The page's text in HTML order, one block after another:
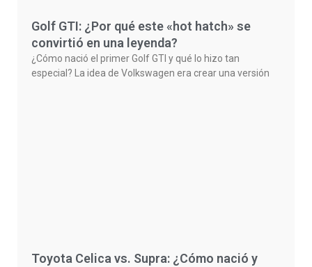
Golf GTI: ¿Por qué este «hot hatch» se
convirtió en una leyenda?
¿Cómo nació el primer Golf GTI y qué lo hizo tan
especial? La idea de Volkswagen era crear una versión
Toyota Celica vs. Supra: ¿Cómo nació y